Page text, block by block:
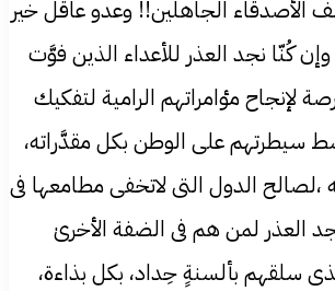
الأصدقاء الجاهلين!! وعدو عاقل خير
كُنّا نجد العذر للأعداء الذين فوَّت
لإنجاح مٶامراتهم الرامية لتفكيك
سيطرتهم علی الوطن بكل مقدَّراته،
الدول التی لاتخفی مطامعها فی
العذر لمن هم فی الضفة الأخریٰ
سلقهم بألسنةٍ حِداد، بكل بذاءة،